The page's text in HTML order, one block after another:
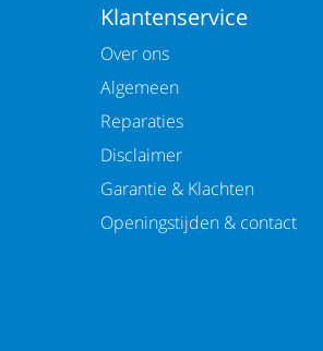
Klantenservice
Over ons
Algemeen
Reparaties
Disclaimer
Garantie & Klachten
Openingstijden & contact